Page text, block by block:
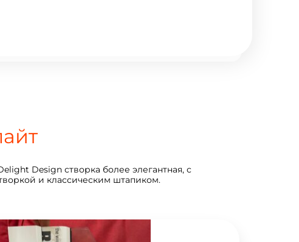
Design створка более элегантная, с
и классическим штапиком.